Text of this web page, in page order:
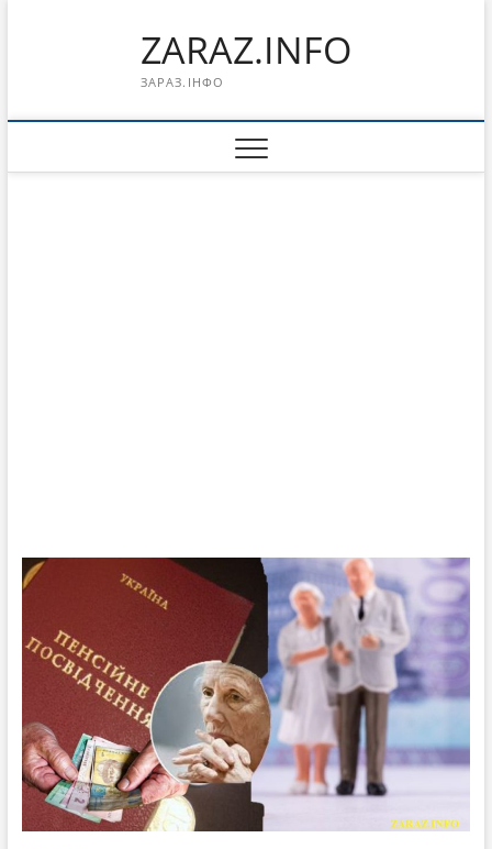
ZARAZ.INFO
ЗАРАЗ.ІНФО